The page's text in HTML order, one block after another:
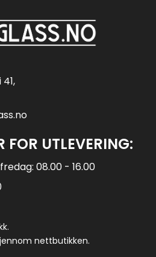
FOR UTLEVERING:
08.00 - 16.00
nettbutikken.